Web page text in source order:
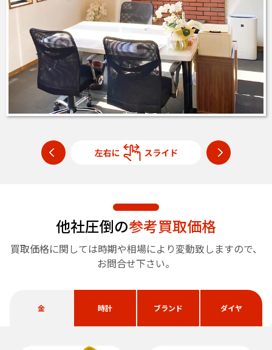
他社圧倒の参考買取価格
買取価格に関しては時期や相場により変動致しますので、
お問合せ下さい。
金 時計 ブランド ダイヤ